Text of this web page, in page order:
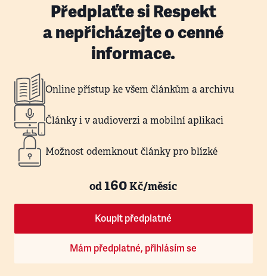
Předplaťte si Respekt
a nepřicházejte o cenné
informace.
Online přístup ke všem článkům a archivu
Články i v audioverzi a mobilní aplikaci
Možnost odemknout články pro blízké
od160Kč/měsíc
Koupit předplatné
Mám předplatné, přihlásím se